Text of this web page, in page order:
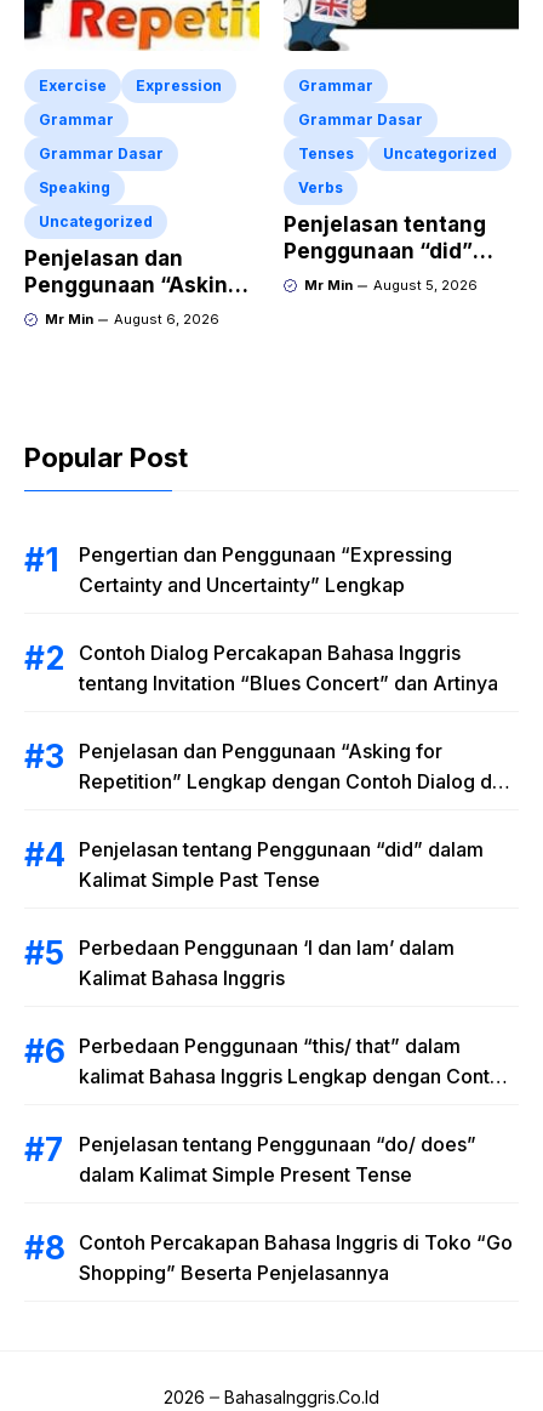
Exercise
Expression
Grammar
Grammar Dasar
Speaking
Uncategorized
Penjelasan dan
Penggunaan “Asking
for Repetition”
Mr Min August 6, 2026
Grammar
Grammar Dasar
Tenses
Uncategorized
Verbs
Penjelasan tentang
Penggunaan “did”
dalam Kalimat Simple
Mr Min August 5, 2026
Popular Post
Pengertian dan Penggunaan “Expressing
Certainty and Uncertainty” Lengkap
Contoh Dialog Percakapan Bahasa Inggris
tentang Invitation “Blues Concert” dan Artinya
Penjelasan dan Penggunaan “Asking for
Repetition” Lengkap dengan Contoh Dialog dan
Penjelasan tentang Penggunaan “did” dalam
Kalimat Simple Past Tense
Perbedaan Penggunaan ‘I dan Iam’ dalam
Kalimat Bahasa Inggris
Perbedaan Penggunaan “this/ that” dalam
kalimat Bahasa Inggris Lengkap dengan Contoh
Penjelasan tentang Penggunaan “do/ does”
dalam Kalimat Simple Present Tense
Contoh Percakapan Bahasa Inggris di Toko “Go
Shopping” Beserta Penjelasannya
2026 BahasaInggris.Co.Id